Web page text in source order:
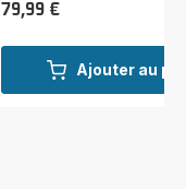
Ajouter au
Prix
79,99 €